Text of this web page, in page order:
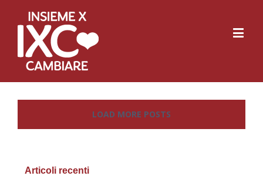
LOAD MORE POSTS
Articoli recenti